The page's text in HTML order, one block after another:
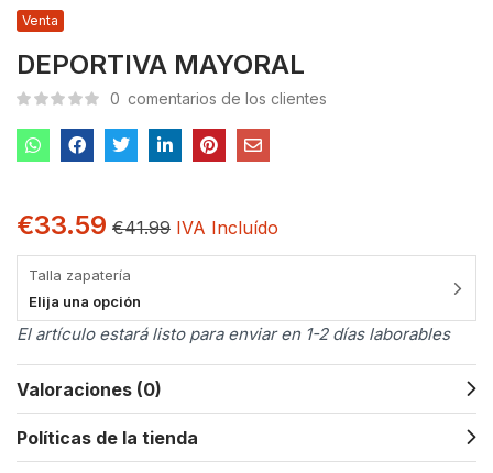
DEPORTIVA MAYORAL
Venta
0 comentarios de los clientes
€33.59 €41.99 IVA Incluído
Talla zapatería
Elija una opción
El artículo estará listo para enviar en 1-2 días laborables
Valoraciones (0)
Políticas de la tienda